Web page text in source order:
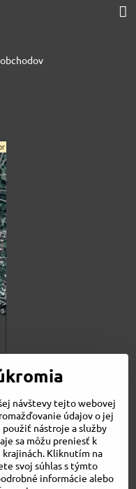
návštevy tejto webovej
údajov o jej
nástroje a služby
sa môžu preniesť k
krajinách. Kliknutím na
svoj súhlas s týmto
informácie alebo